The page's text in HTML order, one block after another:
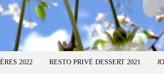
2022 RESTO PRIVÉ DESSERT 2021